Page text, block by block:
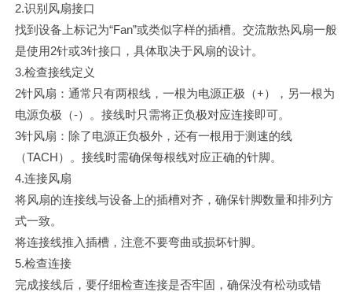
2.识别风扇接口
找到设备上标记为“Fan”或类似字样的插槽。交流散热风扇一般
是使用2针或3针接口，具体取决于风扇的设计。
3.检查接线定义
‌2针风扇：通常只有两根线，一根为电源正极（+），另一根为
电源负极（-）。接线时只需将正负极对应连接即可。
‌3针风扇：除了电源正负极外，还有一根用于测速的线
（TACH）。接线时需确保每根线对应正确的针脚。
4.连接风扇
将风扇的连接线与设备上的插槽对齐，确保针脚数量和排列方
式一致。
将连接线推入插槽，注意不要弯曲或损坏针脚。
5.检查连接
完成接线后，要仔细检查连接是否牢固，确保没有松动或错